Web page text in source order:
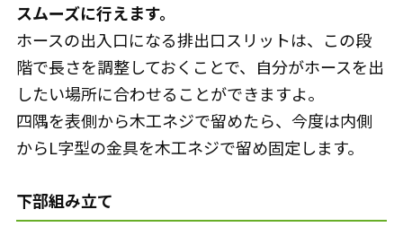
スムーズに行えます。
ホースの出入口になる排出口スリットは、この段
階で長さを調整しておくことで、自分がホースを出
したい場所に合わせることができますよ。
四隅を表側から木工ネジで留めたら、今度は内側
からL字型の金具を木工ネジで留め固定します。
下部組み立て